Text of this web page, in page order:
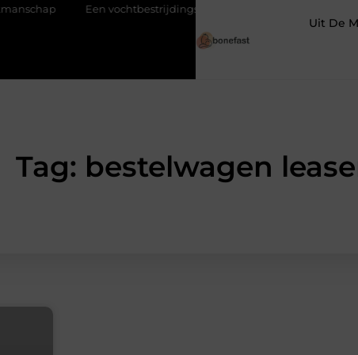
Een vochtbestrijdingsbedrijf inschakelen voor een droge kelder
Uit De
Tag: bestelwagen